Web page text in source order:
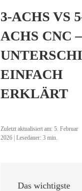
3-ACHS VS
ACHS CNC –
EINFACH
ERKLÄRT
Zuletzt aktualisiert am: 5. Februar
2026| Lesedauer: 3min.
Das wichtigste